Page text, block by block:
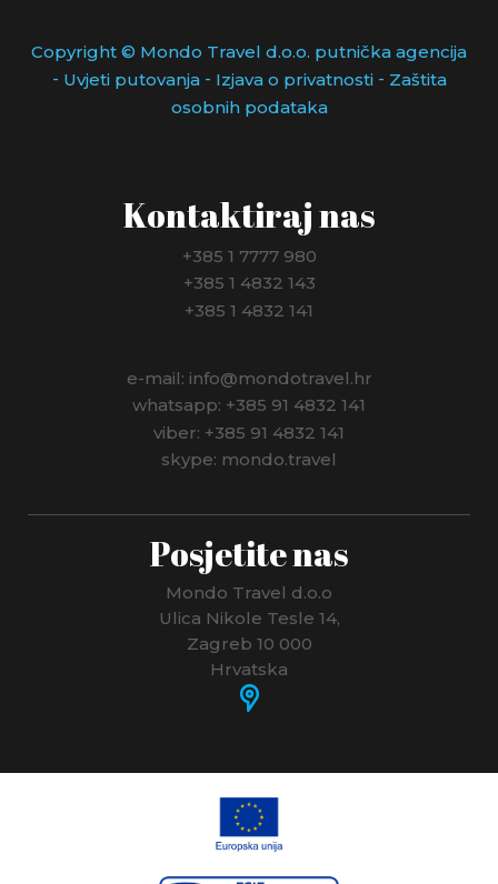
Copyright © Mondo Travel d.o.o. putnička agencija
- Uvjeti putovanja- Izjava o privatnosti- Zaštita
osobnih podataka
Kontaktiraj nas
+385 1 7777 980
+385 1 4832 143
+385 1 4832 141
e-mail: info@mondotravel.hr
whatsapp: +385 91 4832 141
viber: +385 91 4832 141
skype: mondo.travel
Posjetite nas
Mondo Travel d.o.o
Ulica Nikole Tesle 14,
Zagreb 10 000
Hrvatska